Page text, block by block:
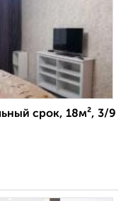
срок, 18м², 3/9